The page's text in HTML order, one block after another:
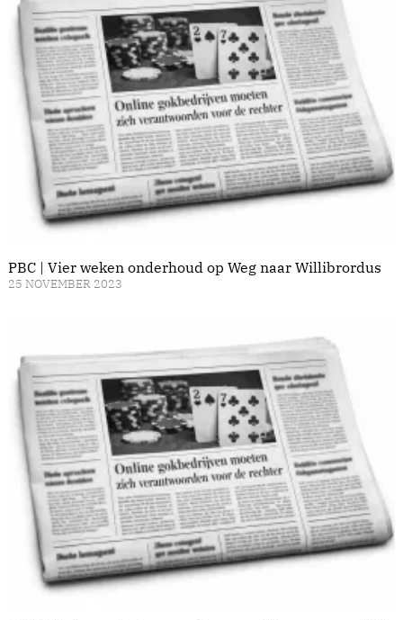
PBC | Vier weken onderhoud op Weg naar Willibrordus
25 NOVEMBER 2023